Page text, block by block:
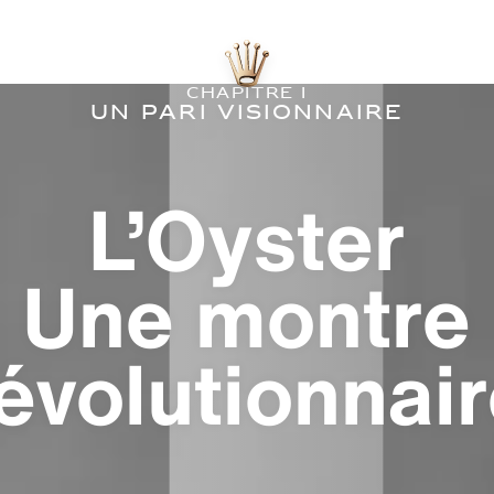
Un pari visionnaire
L’Oyster
Une montre
Chapitre I